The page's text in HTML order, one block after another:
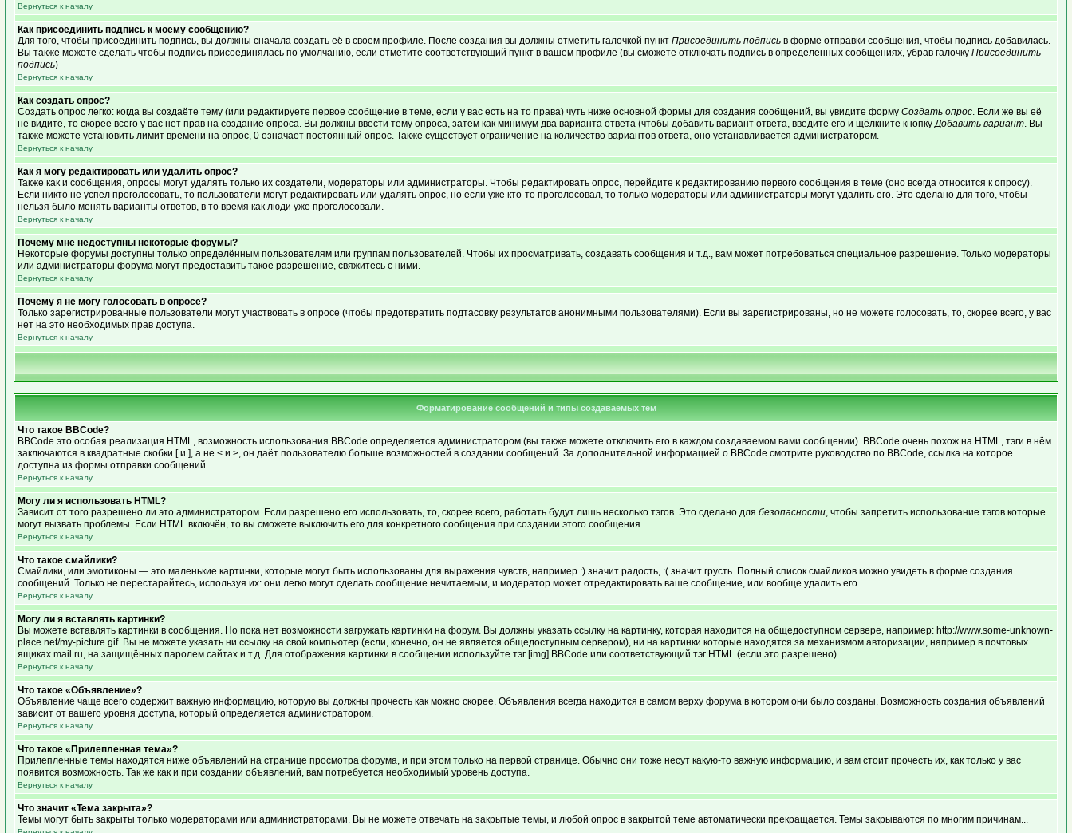
Вернуться к началу
Как присоединить подпись к моему сообщению?
Для того, чтобы присоединить подпись, вы должны сначала создать её в своем профиле. После создания вы должны отметить галочкой пункт Присоединить подпись в форме отправки сообщения, чтобы подпись добавилась.
Вы также можете сделать чтобы подпись присоединялась по умолчанию, если отметите соответствующий пункт в вашем профиле (вы сможете отключать подпись в определенных сообщениях, убрав галочку Присоединить
подпись)
Вернуться к началу
Как создать опрос?
Создать опрос легко: когда вы создаёте тему (или редактируете первое сообщение в теме, если у вас есть на то права) чуть ниже основной формы для создания сообщений, вы увидите форму Создать опрос. Если же вы её
не видите, то скорее всего у вас нет прав на создание опроса. Вы должны ввести тему опроса, затем как минимум два варианта ответа (чтобы добавить вариант ответа, введите его и щёлкните кнопкуДобавить вариант. Вы
также можете установить лимит времени на опрос, 0 означает постоянный опрос. Также существует ограничение на количество вариантов ответа, оно устанавливается администратором.
Вернуться к началу
Как я могу редактировать или удалить опрос?
Также как и сообщения, опросы могут удалять только их создатели, модераторы или администраторы. Чтобы редактировать опрос, перейдите к редактированию первого сообщения в теме (оно всегда относится к опросу).
Если никто не успел проголосовать, то пользователи могут редактировать или удалять опрос, но если уже кто-то проголосовал, то только модераторы или администраторы могут удалить его. Это сделано для того, чтобы
нельзя было менять варианты ответов, в то время как люди уже проголосовали.
Вернуться к началу
Почему мне недоступны некоторые форумы?
Некоторые форумы доступны только определённым пользователям или группам пользователей. Чтобы их просматривать, создавать сообщения и т.д., вам может потребоваться специальное разрешение. Только модераторы
или администраторы форума могут предоставить такое разрешение, свяжитесь с ними.
Вернуться к началу
Почему я не могу голосовать в опросе?
Только зарегистрированные пользователи могут участвовать в опросе (чтобы предотвратить подтасовку результатов анонимными пользователями). Если вы зарегистрированы, но не можете голосовать, то, скорее всего, у вас
нет на это необходимых прав доступа.
Вернуться к началу
Форматирование сообщений и типы создаваемых тем
Что такое BBCode?
BBCode это особая реализация HTML, возможность использования BBCode определяется администратором (вы также можете отключить его в каждом создаваемом вами сообщении). BBCode очень похож на HTML, тэги в нём
заключаются в квадратные скобки [ и ], а не < и >, он даёт пользователю больше возможностей в создании сообщений. За дополнительной информацией о BBCode смотрите руководство по BBCode, ссылка на которое
доступна из формы отправки сообщений.
Вернуться к началу
Могу ли я использовать HTML?
Зависит от того разрешено ли это администратором. Если разрешено его использовать, то, скорее всего, работать будут лишь несколько тэгов. Это сделано для безопасности, чтобы запретить использование тэгов которые
могут вызвать проблемы. Если HTML включён, то вы сможете выключить его для конкретного сообщения при создании этого сообщения.
Вернуться к началу
Что такое смайлики?
Смайлики, или эмотиконы — это маленькие картинки, которые могут быть использованы для выражения чувств, например :) значит радость, :( значит грусть. Полный список смайликов можно увидеть в форме создания
сообщений. Только не перестарайтесь, используя их: они легко могут сделать сообщение нечитаемым, и модератор может отредактировать ваше сообщение, или вообще удалить его.
Вернуться к началу
Могу ли я вставлять картинки?
Вы можете вставлять картинки в сообщения. Но пока нет возможности загружать картинки на форум. Вы должны указать ссылку на картинку, которая находится на общедоступном сервере, например: http://www.some-unknown-
place.net/my-picture.gif. Вы не можете указать ни ссылку на свой компьютер (если, конечно, он не является общедоступным сервером), ни на картинки которые находятся за механизмом авторизации, например в почтовых
ящиках mail.ru, на защищённых паролем сайтах и т.д. Для отображения картинки в сообщении используйте тэг [img] BBCode или соответствующий тэг HTML (если это разрешено).
Вернуться к началу
Что такое «Объявление»?
Объявление чаще всего содержит важную информацию, которую вы должны прочесть как можно скорее. Объявления всегда находится в самом верху форума в котором они было созданы. Возможность создания объявлений
зависит от вашего уровня доступа, который определяется администратором.
Вернуться к началу
Что такое «Прилепленная тема»?
Прилепленные темы находятся ниже объявлений на странице просмотра форума, и при этом только на первой странице. Обычно они тоже несут какую-то важную информацию, и вам стоит прочесть их, как только у вас
появится возможность. Так же как и при создании объявлений, вам потребуется необходимый уровень доступа.
Вернуться к началу
Что значит «Тема закрыта»?
Темы могут быть закрыты только модераторами или администраторами. Вы не можете отвечать на закрытые темы, и любой опрос в закрытой теме автоматически прекращается. Темы закрываются по многим причинам...